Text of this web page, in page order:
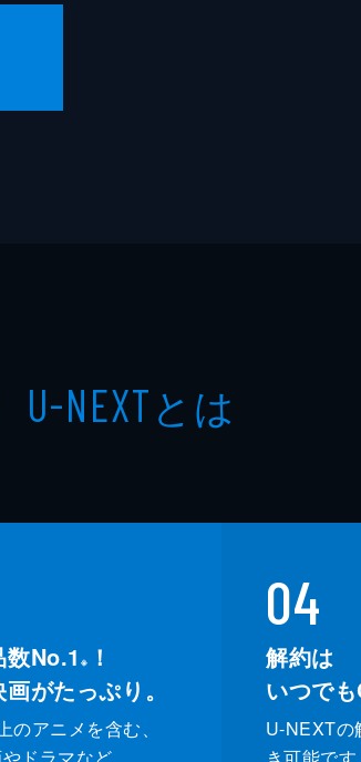
U-NEXTとは
数No.1 ※
！
がたっぷり。
のアニメを含む、
04
解約は
いつでも
U-NEXTの